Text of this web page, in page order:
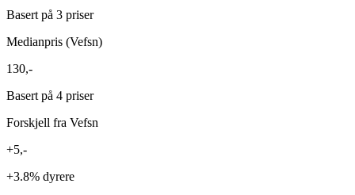
Basert på 3 priser
Medianpris (Vefsn)
130,-
Basert på 4 priser
Forskjell fra Vefsn
+5,-
+3.8% dyrere